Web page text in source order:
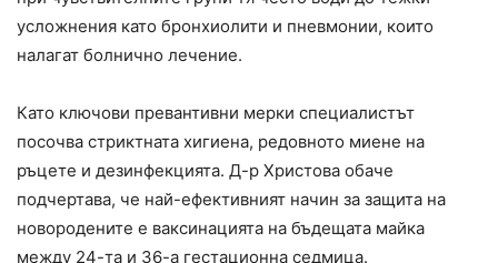
усложнения като бронхиолити и пневмонии, които
налагат болнично лечение.
Като ключови превантивни мерки специалистът
посочва стриктната хигиена, редовното миене на
ръцете и дезинфекцията. Д-р Христова обаче
подчертава, че най-ефективният начин за защита на
новородените е ваксинацията на бъдещата майка
между 24-та и 36-а гестационна седмица.